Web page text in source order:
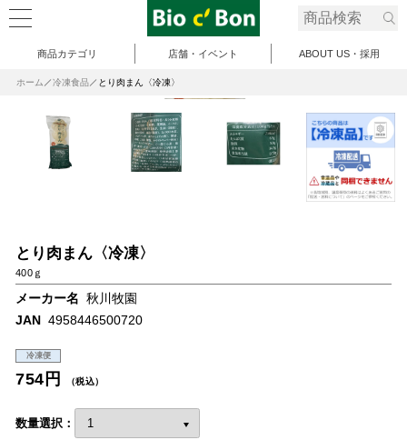
商品カテゴリ 店舗・イベント ABOUT US・採用
ホーム 冷凍食品 とり肉まん〈冷凍〉
とり肉まん〈冷凍〉
400ｇ
メーカー名 秋川牧園
JAN 4958446500720
冷凍便
754円 （税込）
数量選択：